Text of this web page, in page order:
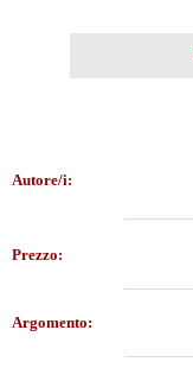
Autore/i:
Prezzo:
Argomento: